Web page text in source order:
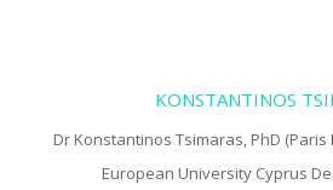
KONSTANTINOS
Dr Konstantinos Tsimaras, PhD
European University Cyprus